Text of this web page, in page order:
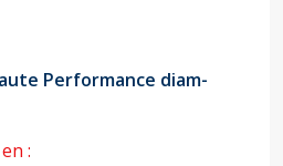
Performance diam-
: